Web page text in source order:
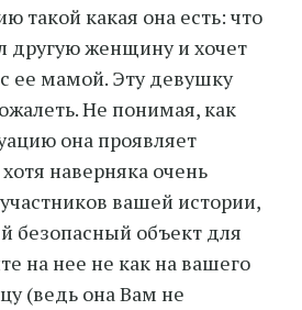
такой какая она есть: что
другую женщину и хочет
ее мамой. Эту девушку
Не понимая, как
она проявляет
наверняка очень
вашей истории,
безопасный объект для
на нее не как на вашего
(ведь она Вам не